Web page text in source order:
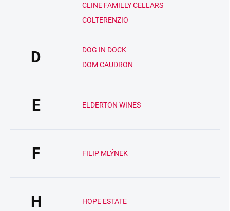
CLINE FAMILLY CELLARS
COLTERENZIO
D
DOG IN DOCK
DOM CAUDRON
E ELDERTON WINES
F FILIP MLÝNEK
H HOPE ESTATE